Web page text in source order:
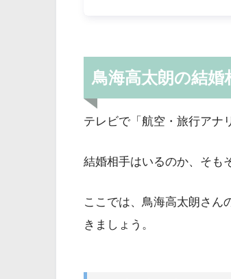
鳥海高太朗の結
テレビで「航空・旅行アナ
結婚相手はいるのか、そも
ここでは、鳥海高太朗さん
きましょう。